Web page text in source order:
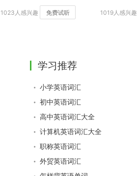
1023人感兴趣 免费试听 1019人感兴趣
学习推荐
小学英语词汇
初中英语词汇
高中英语词汇大全
计算机英语词汇大全
职称英语词汇
外贸英语词汇